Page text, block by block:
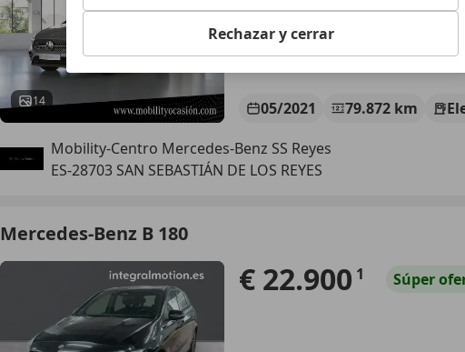
14 05/2021 79.872 km
Mobility-Centro Mercedes-Benz SS Reyes
ES-28703 SAN SEBASTIÁN DE LOS REYES
Mercedes-Benz B 180
€ 22.900 1 Súper
Rechazar y cerrar